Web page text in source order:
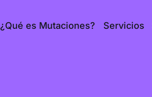
¿Qué es Mutaciones? Servicios